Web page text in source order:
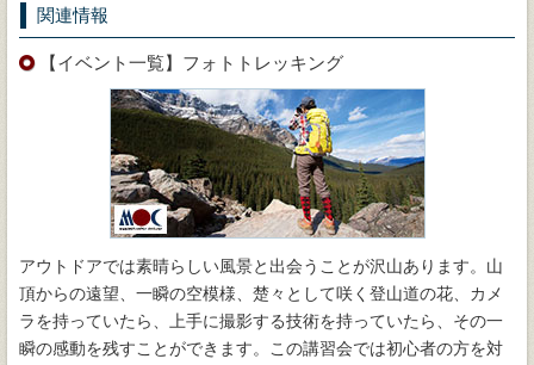
関連情報
【イベント一覧】フォトトレッキング
アウトドアでは素晴らしい風景と出会うことが沢山あります。山
頂からの遠望、一瞬の空模様、楚々として咲く登山道の花、カメ
ラを持っていたら、上手に撮影する技術を持っていたら、その一
瞬の感動を残すことができます。この講習会では初心者の方を対